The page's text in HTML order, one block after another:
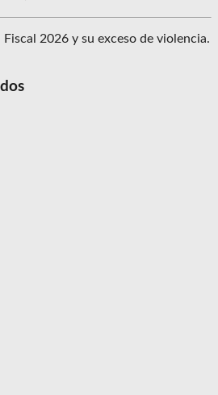
Fiscal 2026 y su exceso de violencia.